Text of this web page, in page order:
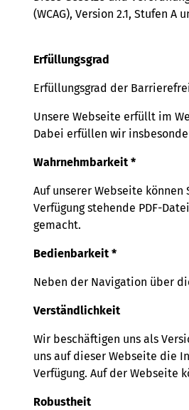
(WCAG), Version 2.1, Stufen A
Erfüllungsgrad
Erfüllungsgrad der
Unsere Webseite erfüllt im
Dabei erfüllen wir
Wahrnehmbarkeit *
Auf unserer Webseite
Verfügung stehende PDF-
gemacht.
Bedienbarkeit *
Neben der Navigation über
Verständlichkeit
Wir beschäftigen uns als
uns auf dieser Webseite die
Verfügung. Auf der Webseite
Robustheit